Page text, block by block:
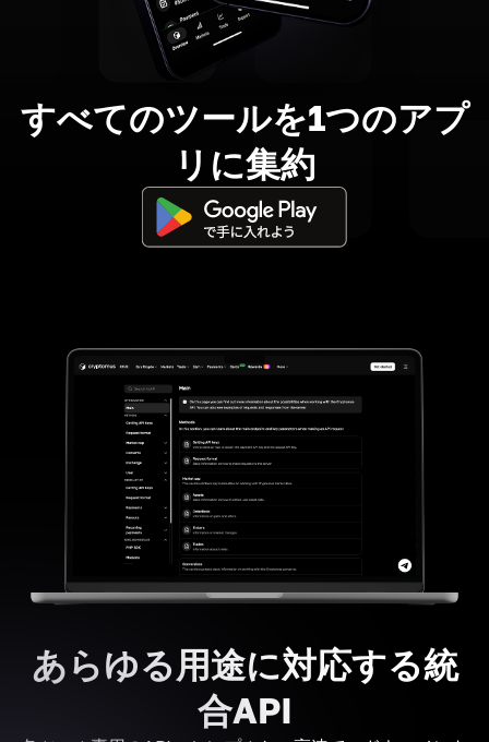
すべてのツールを1つのアプ
リに集約
あらゆる用途に対応する統
合API